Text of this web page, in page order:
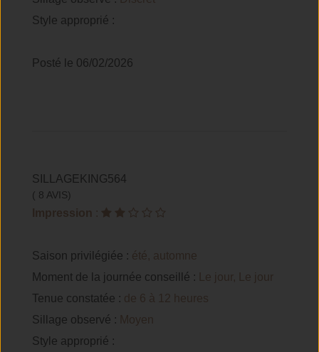
Style approprié :
Posté le 06/02/2026
SILLAGEKING564
( 8 AVIS)
Impression :
Saison privilégiée : été, automne
Moment de la journée conseillé :
Le jour, Le jour
Tenue constatée : de 6 à 12 heures
Sillage observé : Moyen
Style approprié :